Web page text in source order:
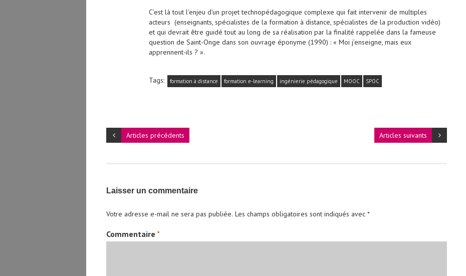
C’est là tout l’enjeu d’un projet technopédagogique complexe qui fait intervenir de multiples
acteurs (enseignants, spécialistes de la formation à distance, spécialistes de la production vidéo)
et qui devrait être guidé tout au long de sa réalisation par la finalité rappelée dans la fameuse
question de Saint-Onge dans son ouvrage éponyme (1990) : « Moi j’enseigne, mais eux
apprennent-ils ? ».
Tags: formation à distance formation e-learning ingénierie pédagogique MOOC SPOC
Articles suivants
Articles précédents
Laisser un commentaire
Votre adresse e-mail ne sera pas publiée. Les champs obligatoires sont indiqués avec *
Commentaire *